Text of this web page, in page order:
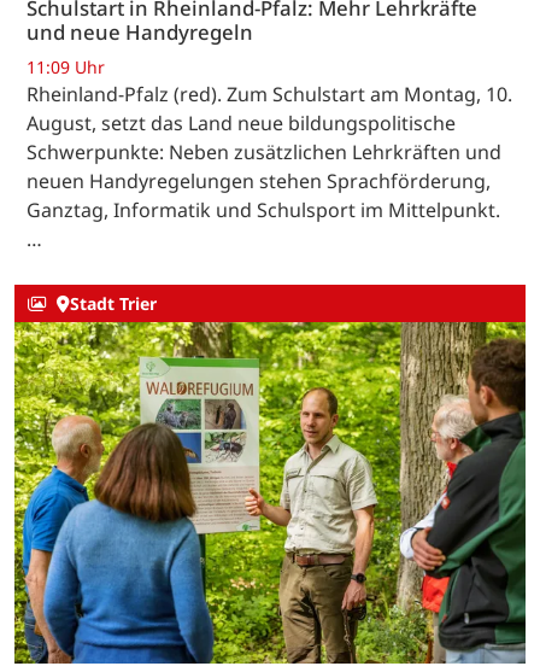
Schulstart in Rheinland-Pfalz: Mehr Lehrkräfte
und neue Handyregeln
11:09 Uhr
Rheinland-Pfalz (red). Zum Schulstart am Montag, 10.
August, setzt das Land neue bildungspolitische
Schwerpunkte: Neben zusätzlichen Lehrkräften und
neuen Handyregelungen stehen Sprachförderung,
Ganztag, Informatik und Schulsport im Mittelpunkt.
…
Stadt Trier